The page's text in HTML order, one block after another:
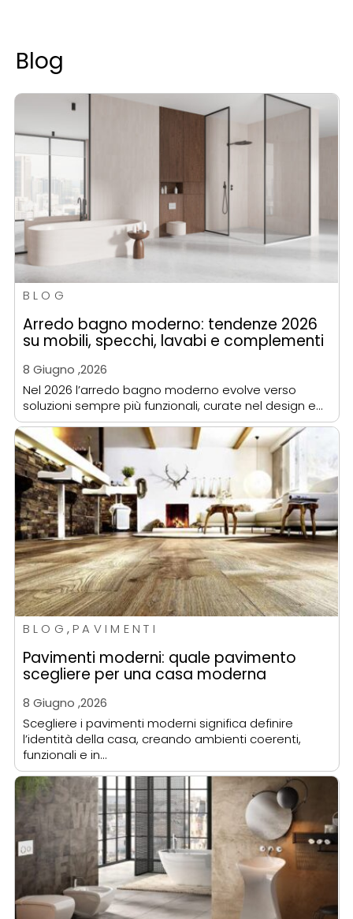
Blog
Arredo bagno moderno: tendenze 2026
su mobili, specchi, lavabi e complementi
8 Giugno ,2026
BLOG
Nel 2026 l’arredo bagno moderno evolve verso
soluzioni sempre più funzionali, curate nel design e…
Pavimenti moderni: quale pavimento
scegliere per una casa moderna
8 Giugno ,2026
BLOG , PAVIMENTI
Scegliere i pavimenti moderni significa definire
l’identità della casa, creando ambienti coerenti,
funzionali e in…